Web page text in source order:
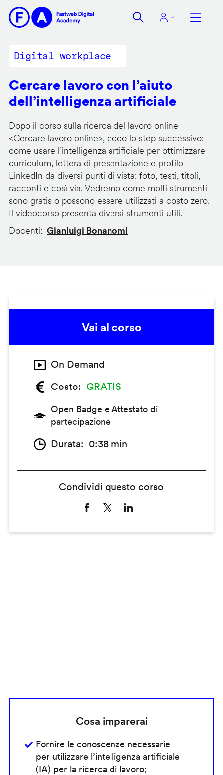
contenuto
Digital workplace
Cercare lavoro con l’aiuto
dell’intelligenza artificiale
Dopo il corso sulla ricerca del lavoro online
<Cercare lavoro online>, ecco lo step successivo:
come usare l’intelligenza artificiale per ottimizzare
curriculum, lettera di presentazione e profilo
LinkedIn da diversi punti di vista: foto, testi, titoli,
racconti e così via. Vedremo come molti strumenti
sono gratis o possono essere utilizzati a costo zero.
Il videocorso presenta diversi strumenti utili.
Docenti
Gianluigi Bonanomi
Vai al corso
On Demand
Costo
GRATIS
Open Badge e Attestato di
partecipazione
Durata 0:38 min
Condividi questo corso
Cosa imparerai
Fornire le conoscenze necessarie
per utilizzare l’intelligenza artificiale
(IA) per la ricerca di lavoro;